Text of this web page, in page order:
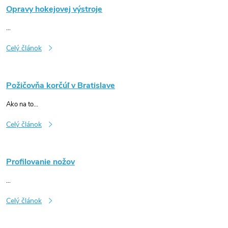
Opravy hokejovej výstroje
...
Celý článok
Požičovňa korčúľ v Bratislave
Ako na to...
Celý článok
Profilovanie nožov
...
Celý článok